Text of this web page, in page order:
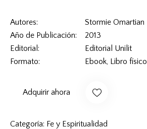
Autores
Stormie Omartian
Año de Publicación
2013
Editorial
Editorial Unilit
Formato
Ebook, Libro físico
Adquirir ahora
Categoría: Fe y Espiritualidad